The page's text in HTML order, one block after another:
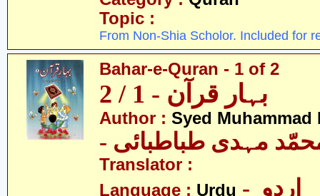
Topic :
From Non-Shia Scholor. Included for
Bahar-e-Quran - 1 of 2
بہار قرآن - 1 / 2
Author : Syed Muhammad
مہدی طباطبائی
Translator :
Language : Urdu